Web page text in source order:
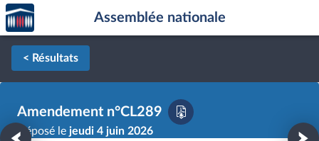
Aller au contenu
Aller en bas de la page
Accèder
à la
page
d'accueil
Assemblée nationale
< Résultats
Amendement n°CL289
Déposé le jeudi 4 juin 2026